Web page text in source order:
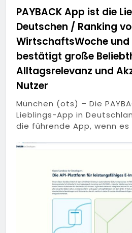
PAYBACK App ist die
Deutschen / Ranking
WirtschaftsWoche
bestätigt große
Alltagsrelevanz und
Nutzer
München (ots) – Die
Lieblings-App in
die führende App, wenn es